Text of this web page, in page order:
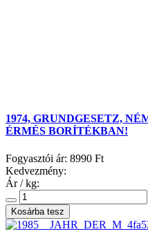
1974, GRUNDGESETZ,
ÉRMÉS BORÍTÉKBAN!
Fogyasztói ár: 8990 Ft
Kedvezmény:
Ár / kg: